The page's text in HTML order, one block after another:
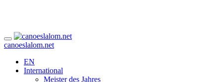
canoeslalom.net
EN
International
Meister des Jahres